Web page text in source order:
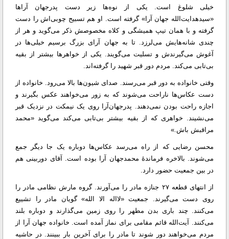
خیلی شلوغ است. یکی از نوه‌ها زیر دست پدرجهان آرا‌ها
«سیدهدایت‌الله جهان آرا» گرفته است. او هم تسبیح چوبی‌اش را دست
گرفته و با‌‌ همان تیپ همیشگی و کلاه مخصوصش ذکر می‌گوید و هر از
چندی شانه‌هایش می‌لرزد. تا به جهان آرای بزرگ برسیم خیلی‌ها در
آغوش می‌گیرندش و تسلیت می‌گویند. یکی از خواهر‌ها بیشتر از بقیه
بی‌تابی می‌کند. مردم دور قبر شهید را گرفته‌اند.
وقتی خانواده به دور قبر می‌رسند. صدای شیون‌ها بالا می‌رود. خانواده از
دست عکاس‌ها ناراحت می‌شوند که به زور می‌خواهند عکس بگیرند و
اجازه راحت بودن نمی‌دهند. پدرجهان‌آرا روی یک نیمکت در نزدیک قبر
می‌نشیند. خواهری که از بقیه بیشتر بی‌تابی می‌کند می‌گوید «محمد
مراقبش باش.»
محسن رضایی که از راه می‌رسد عکاس‌ها دوباره یک جا دیگر جمع
می‌شوند. بالاخره فرماندهٔ محمدجهان آرا بوده است. آقای دوربینی هم
در بین جمعیت حضور دارد.
از انتهای قطعه ۲۷ جنازه مادر را می‌آورند. گروه مارش نظامی مادر را
روی دست می‌گیرند. جمعیت «لااله الا الله» گویان مادر را تشییع
می‌کنند. چند باری بدن مطهر را روی زمین می‌‎‌گذارند و دوباره بلند
می‌کنند. آیت‌الله قائم مقامی برای نماز آمده‌ است. خانواده جهان آرا از
مردم می‌خواهند دور شوند تا مادر را برای آخرین بار ببینند. در حاشیه